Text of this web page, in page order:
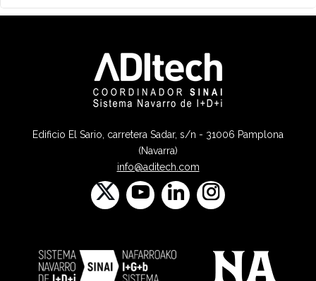
Edificio El Sario, carretera Sadar, s/n - 31006 Pamplona
(Navarra)
info@aditech.com